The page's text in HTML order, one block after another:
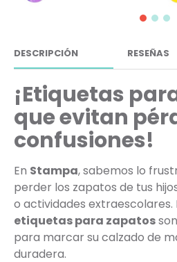
DESCRIPCIÓN RESEÑAS
¡Etiquetas
que evitan
confusiones!
En Stampa, sabemos lo
perder los zapatos de tus
o actividades extraescolares.
etiquetas para zapatos
para marcar su calzado de
duradera.